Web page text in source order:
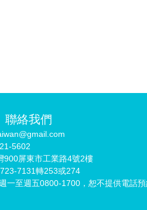
聯絡我們
5602
900屏東市工業路4號2樓
7131轉253或274
一至週五0800-1700，恕不提供電話